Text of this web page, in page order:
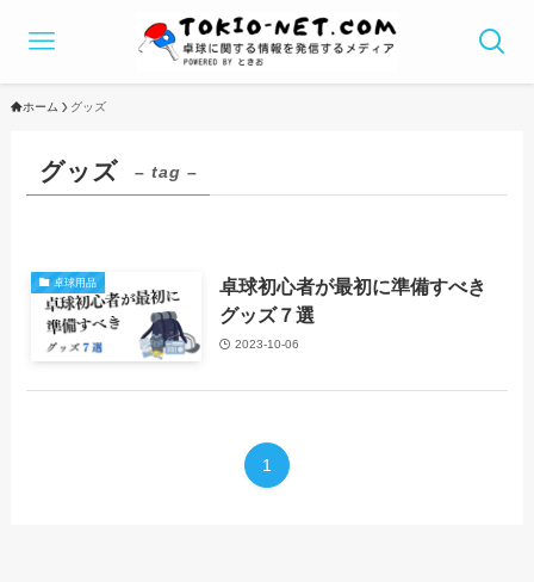
ホーム グッズ
グッズ – tag –
卓球用品
卓球初心者が最初に準備すべき
グッズ７選
2023-10-06
1